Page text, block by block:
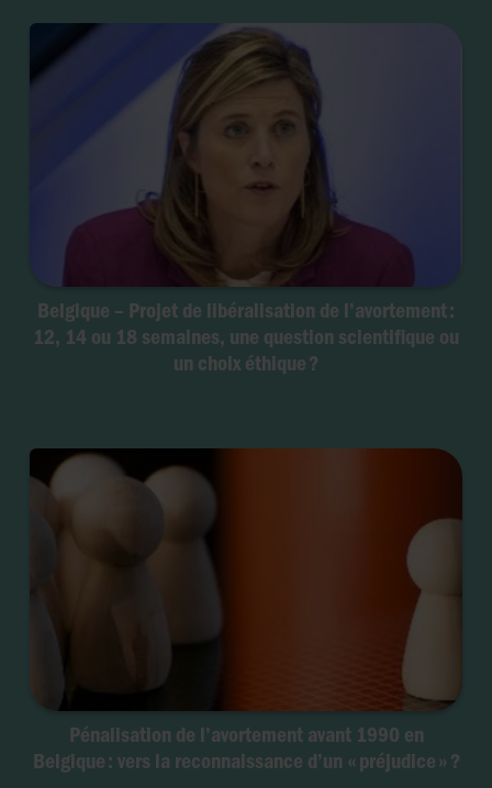
Belgique – Projet de libéralisation de l’avortement :
12, 14 ou 18 semaines, une question scientifique ou
un choix éthique ?
Pénalisation de l’avortement avant 1990 en
Belgique : vers la reconnaissance d’un « préjudice » ?